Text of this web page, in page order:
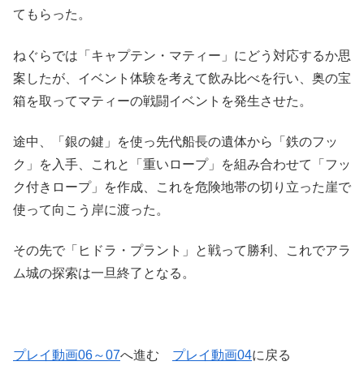
てもらった。
ねぐらでは「キャプテン・マティー」にどう対応するか思
案したが、イベント体験を考えて飲み比べを行い、奥の宝
箱を取ってマティーの戦闘イベントを発生させた。
途中、「銀の鍵」を使っ先代船長の遺体から「鉄のフッ
ク」を入手、これと「重いロープ」を組み合わせて「フッ
ク付きロープ」を作成、これを危険地帯の切り立った崖で
使って向こう岸に渡った。
その先で「ヒドラ・プラント」と戦って勝利、これでアラ
ム城の探索は一旦終了となる。
プレイ動画06～07へ進む プレイ動画04に戻る